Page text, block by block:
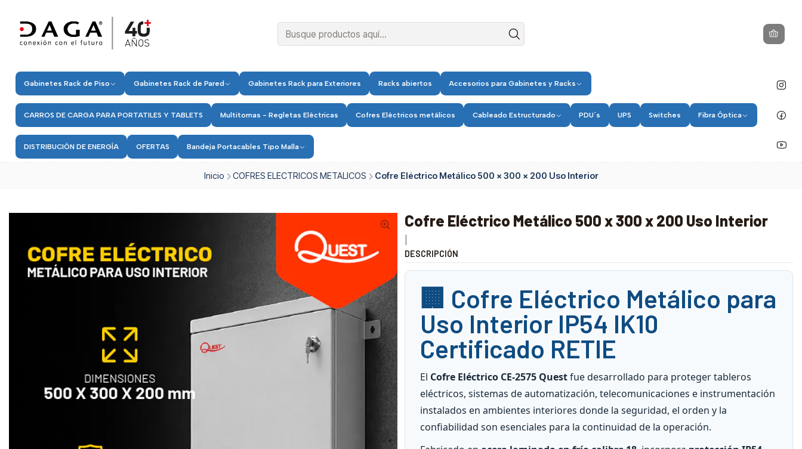
Gabinetes Rack de Piso Gabinetes Rack de Pared Gabinetes Rack para Exteriores Racks abiertos Accesorios para Gabinetes y Racks
CARROS DE CARGA PARA PORTATILES Y TABLETS Multitomas - Regletas Eléctricas Cofres Eléctricos metálicos Cableado Estructurado PDU´s UPS Switches Fibra Óptica
DISTRIBUCIÓN DE ENERGÍA OFERTAS Bandeja Portacables Tipo Malla
Inicio COFRES ELECTRICOS METALICOS Cofre Eléctrico Metálico 500 x 300 x 200 Uso Interior
Cofre Eléctrico Metálico 500 x 300 x 200 Uso Interior
DESCRIPCIÓN
🏢 Cofre Eléctrico Metálico para
Uso Interior IP54 IK10
Certificado RETIE
El Cofre Eléctrico CE-2575 Questfue desarrollado para proteger tableros
eléctricos, sistemas de automatización, telecomunicaciones e instrumentación
instalados en ambientes interiores donde la seguridad, el orden y la
confiabilidad son esenciales para la continuidad de la operación.